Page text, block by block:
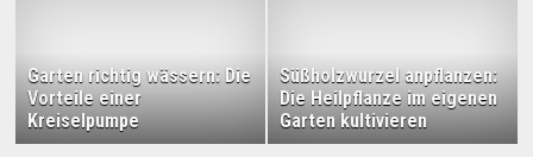
Garten richtig wässern: Die
Vorteile einer
Kreiselpumpe
Süßholzwurzel anpflanzen:
Die Heilpflanze im eigenen
Garten kultivieren